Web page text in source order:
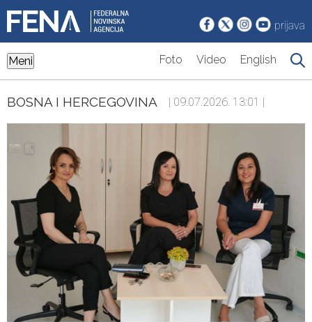
prijava
Meni Foto Video English
BOSNA I HERCEGOVINA | 09.07.2026. 13:01 |